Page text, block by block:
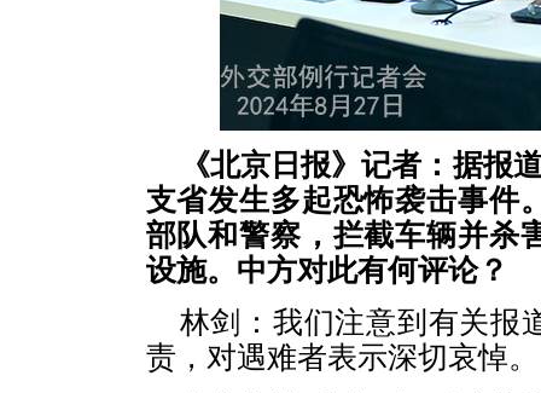
《北京日报》记者：据报
支省发生多起恐怖袭击事件
部队和警察，拦截车辆并杀
设施。中方对此有何评论？
林剑： 我们注意到有关报
责，对遇难者表示深切哀悼。